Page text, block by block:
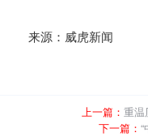
来源： 威虎新闻
上一篇： 重温
下一篇：